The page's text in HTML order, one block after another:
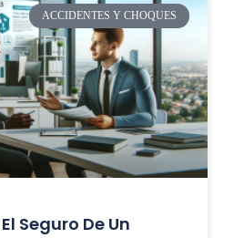
ACCIDENTES Y CHOQUES
Seguro De Un